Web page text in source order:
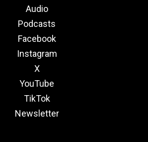
Audio
Podcasts
Facebook
Instagram
X
YouTube
TikTok
Newsletter